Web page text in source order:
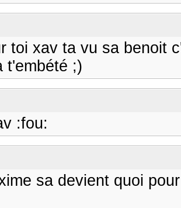
toi xav ta vu sa benoit
t'embété ;)
:fou:
sa devient quoi